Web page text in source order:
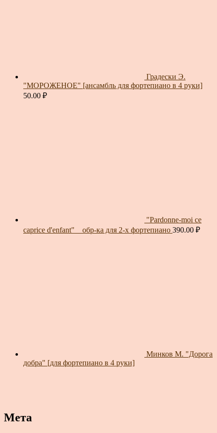
Градески Э.
"МОРОЖЕНОЕ" [ансамбль для фортепиано в 4 руки]
50.00 ₽
"Pardonne-moi ce
caprice d'enfant" _ обр-ка для 2-х фортепиано 390.00 ₽
Минков М. "Дорога
добра" [для фортепиано в 4 руки]
Мета